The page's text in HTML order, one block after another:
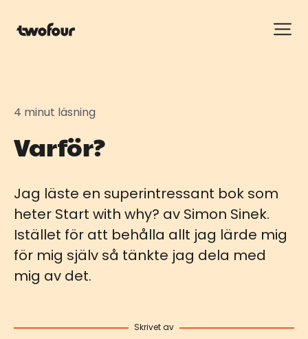
4 minut läsning
Varför?
Jag läste en superintressant bok som
heter Start with why? av Simon Sinek.
Istället för att behålla allt jag lärde mig
för mig själv så tänkte jag dela med
mig av det.
Skrivet av